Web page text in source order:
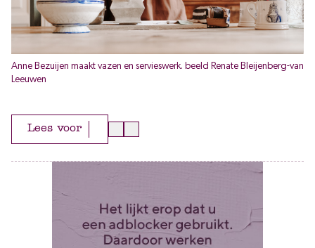
Anne Bezuijen maakt vazen en servieswerk. beeld Renate Bleijenberg-van
Leeuwen
Lees voor